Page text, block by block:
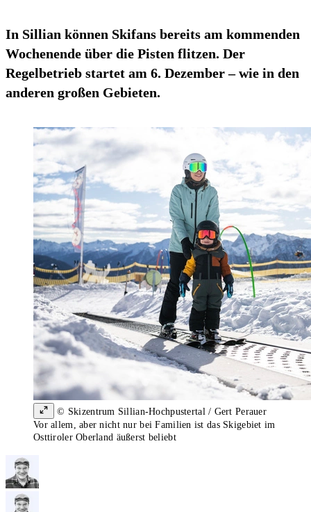
In Sillian können Skifans bereits am kommenden
Wochenende über die Pisten flitzen. Der
Regelbetrieb startet am 6. Dezember – wie in den
anderen großen Gebieten.
© Skizentrum Sillian-Hochpustertal / Gert Perauer
Vor allem, aber nicht nur bei Familien ist das Skigebiet im
Osttiroler Oberland äußerst beliebt